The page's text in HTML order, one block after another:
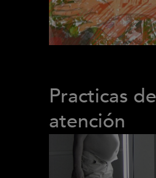
Practicas de
atención